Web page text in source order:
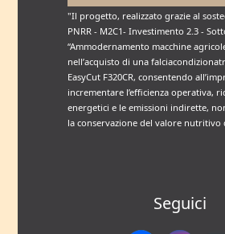
"Il progetto, realizzato grazie al
PNRR - M2C1- Investimento 2.3 -
“Ammodernamento macchine
nell’acquisto di una
EasyCut F320CR, consentendo
incrementare l’efficienza operativa,
energetici e le emissioni indirette,
la conservazione del valore nutritivo
Seguici